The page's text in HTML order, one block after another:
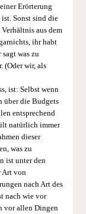
Erörterung
Sonst sind die
aus dem
ihr habt
was zu
(Oder wir, als
ist: Selbst wenn
über die Budgets
entsprechend
natürlich immer
dieser
was zu
ist unter den
Art von
nach Art des
nach wie vor
vor allen Dingen